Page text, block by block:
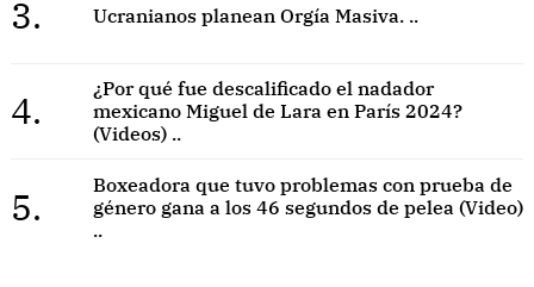
3. Ucranianos planean Orgía Masiva. ..
4.
¿Por qué fue descalificado el nadador
mexicano Miguel de Lara en París 2024?
(Videos) ..
5.
Boxeadora que tuvo problemas con prueba de
género gana a los 46 segundos de pelea (Video)
..